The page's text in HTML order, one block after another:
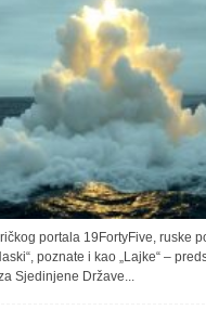
portala 19FortyFive, ruske
poznate i kao „Lajke“ –
Sjedinjene Države...